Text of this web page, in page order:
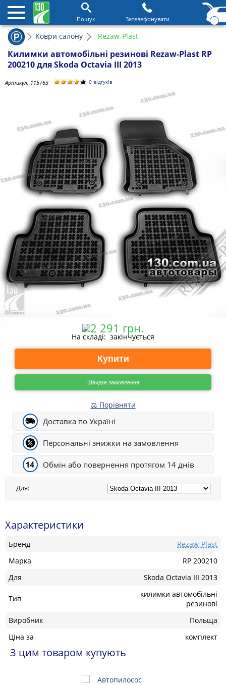
Пошук Зателефонувати
Коври салону Rezaw-Plast
Килимки автомобільні резинові Rezaw-Plast RP
200210 для Skoda Octavia III 2013
Артикул: 115763 0 відгуків
На складі: закінчується
Купити
Швидке замовлення
⚖ Порівняти
Доставка по Україні
Персональні знижки на замовлення
Обмін або повернення протягом 14 днів
Для:
Характеристики
Бренд
Rezaw-Plast
Марка
RP 200210
Для
Skoda Octavia III 2013
Тип
килимки автомобільні
резинові
Виробник
Польща
Ціна за
комплект
З цим товаром купують